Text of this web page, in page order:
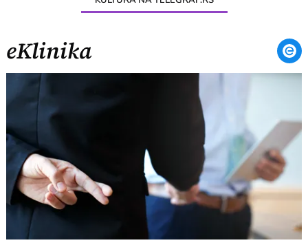
eKlinika